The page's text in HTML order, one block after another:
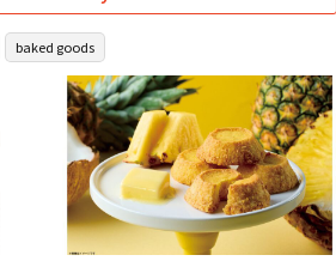
baked goods